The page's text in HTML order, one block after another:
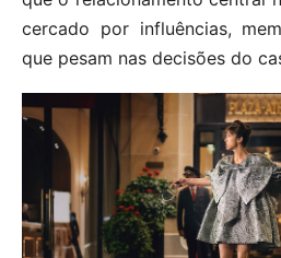
cercado por influências,
que pesam nas decisões do